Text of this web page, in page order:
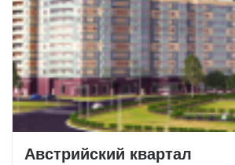
Австрийский квартал